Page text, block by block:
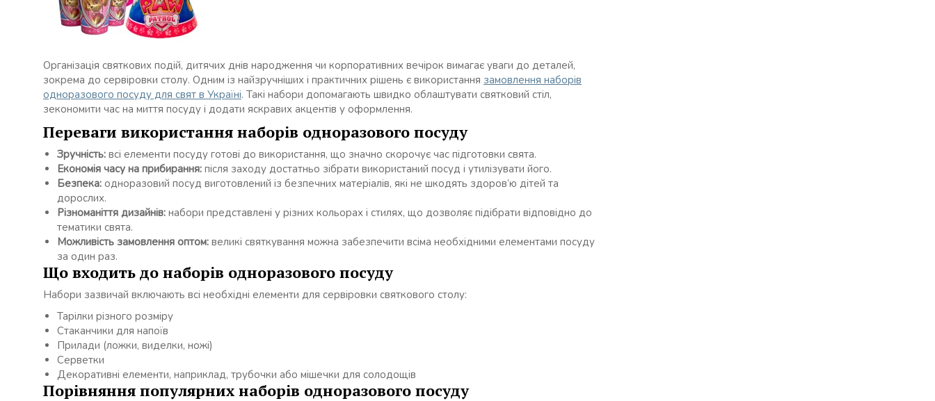
Організація святкових подій, дитячих днів народження чи корпоративних вечірок вимагає уваги до деталей,
зокрема до сервіровки столу. Одним із найзручніших і практичних рішень є використання замовлення наборів
одноразового посуду для свят в Україні. Такі набори допомагають швидко облаштувати святковий стіл,
зекономити час на миття посуду і додати яскравих акцентів у оформлення.
Переваги використання наборів одноразового посуду
Зручність: всі елементи посуду готові до використання, що значно скорочує час підготовки свята.
Економія часу на прибирання: після заходу достатньо зібрати використаний посуд і утилізувати його.
Безпека: одноразовий посуд виготовлений із безпечних матеріалів, які не шкодять здоров’ю дітей та
дорослих.
Різноманіття дизайнів: набори представлені у різних кольорах і стилях, що дозволяє підібрати відповідно до
тематики свята.
Можливість замовлення оптом: великі святкування можна забезпечити всіма необхідними елементами посуду
за один раз.
Що входить до наборів одноразового посуду
Набори зазвичай включають всі необхідні елементи для сервіровки святкового столу:
Тарілки різного розміру
Стаканчики для напоїв
Прилади (ложки, виделки, ножі)
Серветки
Декоративні елементи, наприклад, трубочки або мішечки для солодощів
Порівняння популярних наборів одноразового посуду